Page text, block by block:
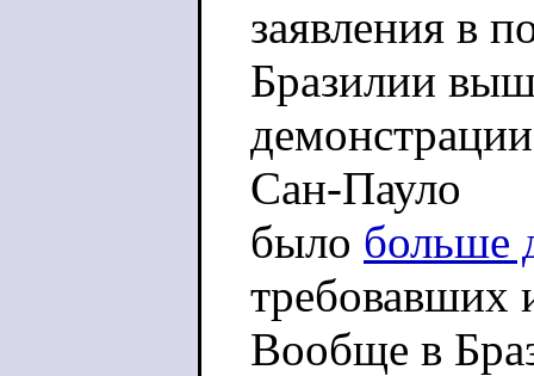
заявления в
Бразилии
Сан-Пауло
было больше
требовавших
Вообще в